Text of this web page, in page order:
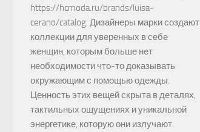
https://hcmoda.ru/brands/luisa-
cerano/catalog. Дизайнеры марки создают
коллекции для уверенных в себе
женщин, которым больше нет
необходимости что-то доказывать
окружающим с помощью одежды.
Ценность этих вещей скрыта в деталях,
тактильных ощущениях и уникальной
энергетике, которую они излучают.